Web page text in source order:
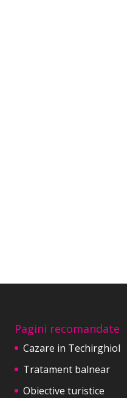
Pagini recomandate
Cazare in Techirghiol
Tratament balnear
Obiective turistice